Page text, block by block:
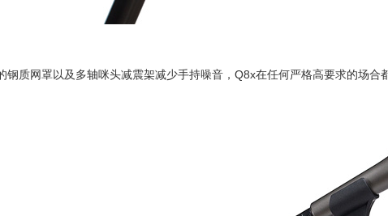
质网罩以及多轴咪头减震架减少手持噪音，Q8x在任何严格高要求的场合